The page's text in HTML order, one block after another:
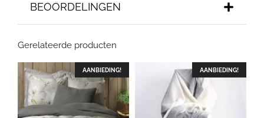
BEOORDELINGEN
Gerelateerde producten
AANBIEDING! AANBIEDING!